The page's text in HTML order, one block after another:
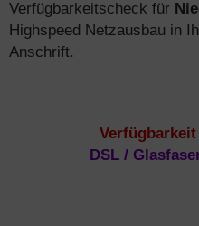
Verfügbarkeitscheck für
Highspeed Netzausbau in
Anschrift.
DSL /